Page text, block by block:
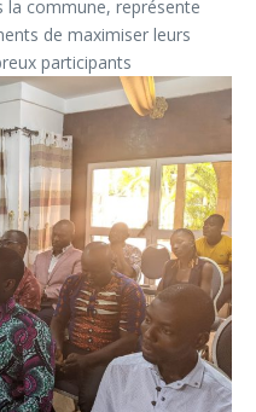
commune, représente
de maximiser leurs
participants